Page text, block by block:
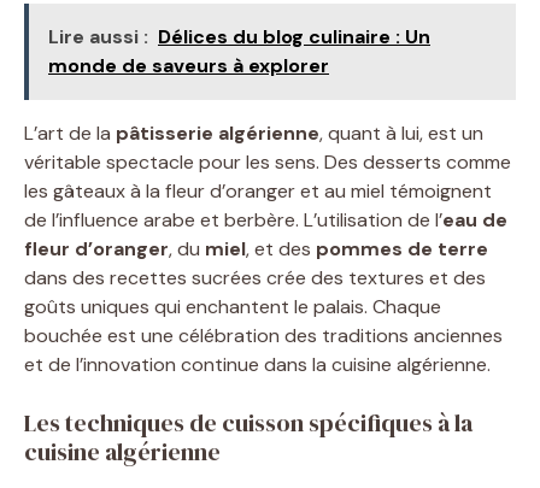
Lire aussi : Délices du blog culinaire : Un
monde de saveurs à explorer
L’art de la pâtisserie algérienne, quant à lui, est un
véritable spectacle pour les sens. Des desserts comme
les gâteaux à la fleur d’oranger et au miel témoignent
de l’influence arabe et berbère. L’utilisation de l’eau de
fleur d’oranger, du miel, et des pommes de terre
dans des recettes sucrées crée des textures et des
goûts uniques qui enchantent le palais. Chaque
bouchée est une célébration des traditions anciennes
et de l’innovation continue dans la cuisine algérienne.
Les techniques de cuisson spécifiques à la
cuisine algérienne